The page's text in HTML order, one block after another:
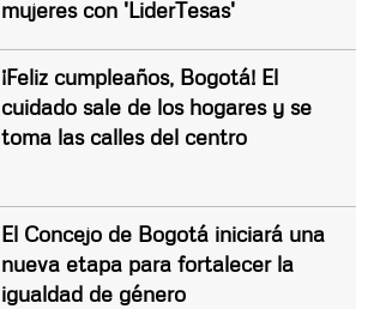
mujeres con 'LiderTesas'
¡Feliz cumpleaños, Bogotá! El
cuidado sale de los hogares y se
toma las calles del centro
El Concejo de Bogotá iniciará una
nueva etapa para fortalecer la
igualdad de género